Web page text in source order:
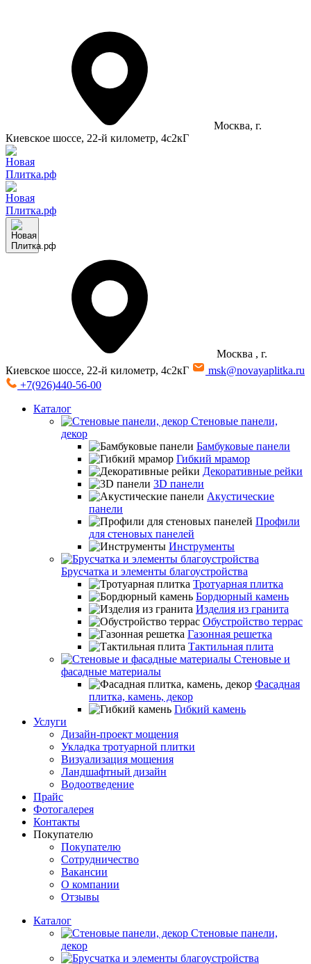
Москва, г.
Киевское шоссе, 22-й километр, 4с2кГ
Москва , г.
Киевское шоссе, 22-й километр, 4с2кГ
msk@novayaplitka.ru
+7(926)440-56-00
Каталог
Стеновые панели,
декор
Бамбуковые панели
Гибкий мрамор
Декоративные рейки
3D панели
Акустические
панели
Профили
для стеновых панелей
Инструменты
Брусчатка и элементы благоустройства
Тротуарная плитка
Бордюрный камень
Изделия из гранита
Обустройство террас
Газонная решетка
Тактильная плита
Стеновые и
фасадные материалы
Фасадная
плитка, камень, декор
Гибкий камень
Услуги
Дизайн-проект мощения
Укладка тротуарной плитки
Визуализация мощения
Ландшафтный дизайн
Водоотведение
Прайс
Фотогалерея
Контакты
Покупателю
Покупателю
Сотрудничество
Вакансии
О компании
Отзывы
Каталог
Стеновые панели,
декор